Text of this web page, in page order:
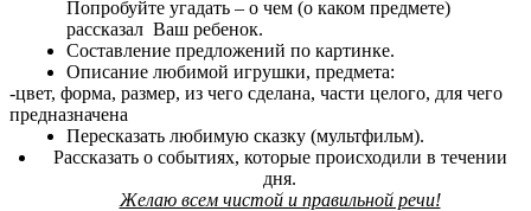
Попробуйте угадать – о чем (о каком предмете)
рассказал Ваш ребенок.
Составление предложений по картинке.
Описание любимой игрушки, предмета:
-цвет, форма, размер, из чего сделана, части целого, для чего
предназначена
Пересказать любимую сказку (мультфильм).
Рассказать о событиях, которые происходили в течении
дня.
Желаю всем чистой и правильной речи!